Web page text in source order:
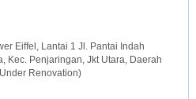
Eiffel, Lantai 1 Jl. Pantai Indah
Kec. Penjaringan, Jkt Utara, Daerah
Renovation)